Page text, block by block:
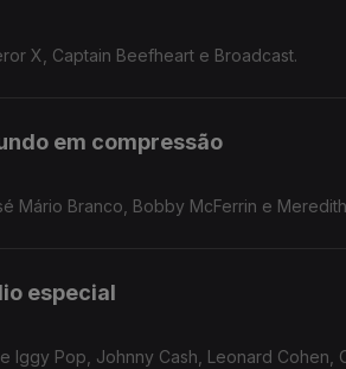
X, Captain Beefheart e Broadcast.
em compressão
Mário Branco, Bobby McFerrin e
especial
Iggy Pop, Johnny Cash, Leonard